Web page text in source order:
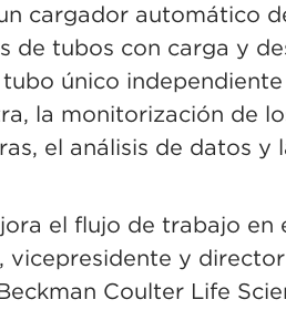
cargador automático
de tubos con carga y
único
la monitorización de
el análisis de datos y
el flujo de trabajo en
vicepresidente y
Coulter Life